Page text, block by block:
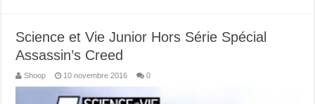
Science et Vie Junior Hors Série Spécial
Assassin’s Creed
Shoop 10 novembre 2016 0